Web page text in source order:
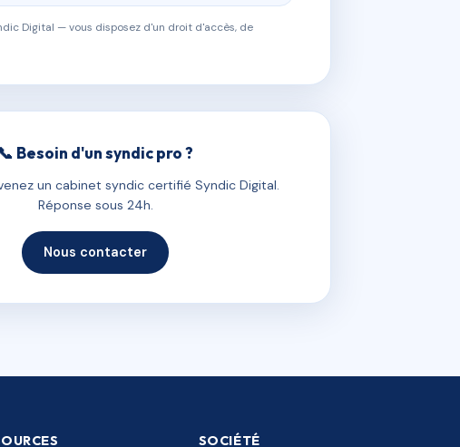
Digital — vous disposez d'un droit d'accès, de
📞 Besoin d'un syndic pro ?
un cabinet syndic certifié Syndic Digital.
Réponse sous 24h.
Nous contacter
SOCIÉTÉ